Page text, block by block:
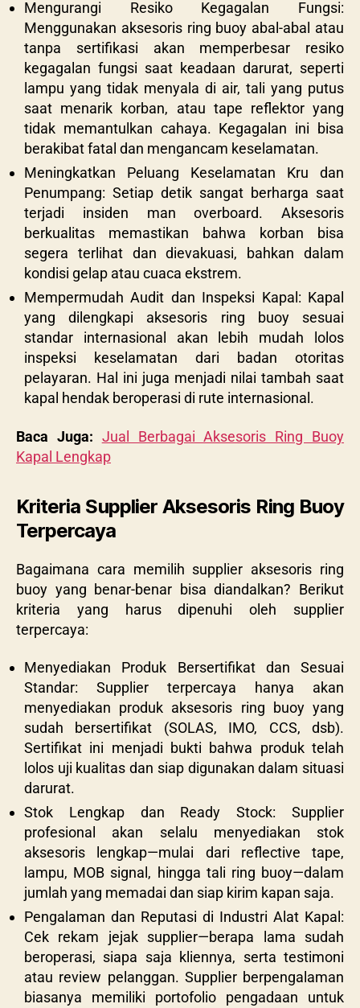
Mengurangi Resiko Kegagalan Fungsi:
Menggunakan aksesoris ring buoy abal-abal atau
tanpa sertifikasi akan memperbesar resiko
kegagalan fungsi saat keadaan darurat, seperti
lampu yang tidak menyala di air, tali yang putus
saat menarik korban, atau tape reflektor yang
tidak memantulkan cahaya. Kegagalan ini bisa
berakibat fatal dan mengancam keselamatan.
Meningkatkan Peluang Keselamatan Kru dan
Penumpang: Setiap detik sangat berharga saat
terjadi insiden man overboard. Aksesoris
berkualitas memastikan bahwa korban bisa
segera terlihat dan dievakuasi, bahkan dalam
kondisi gelap atau cuaca ekstrem.
Mempermudah Audit dan Inspeksi Kapal: Kapal
yang dilengkapi aksesoris ring buoy sesuai
standar internasional akan lebih mudah lolos
inspeksi keselamatan dari badan otoritas
pelayaran. Hal ini juga menjadi nilai tambah saat
kapal hendak beroperasi di rute internasional.
Baca Juga: Jual Berbagai Aksesoris Ring Buoy
Kapal Lengkap
Kriteria Supplier Aksesoris Ring Buoy
Terpercaya
Bagaimana cara memilih supplier aksesoris ring
buoy yang benar-benar bisa diandalkan? Berikut
kriteria yang harus dipenuhi oleh supplier
terpercaya:
Menyediakan Produk Bersertifikat dan Sesuai
Standar: Supplier terpercaya hanya akan
menyediakan produk aksesoris ring buoy yang
sudah bersertifikat (SOLAS, IMO, CCS, dsb).
Sertifikat ini menjadi bukti bahwa produk telah
lolos uji kualitas dan siap digunakan dalam situasi
darurat.
Stok Lengkap dan Ready Stock: Supplier
profesional akan selalu menyediakan stok
aksesoris lengkap—mulai dari reflective tape,
lampu, MOB signal, hingga tali ring buoy—dalam
jumlah yang memadai dan siap kirim kapan saja.
Pengalaman dan Reputasi di Industri Alat Kapal:
Cek rekam jejak supplier—berapa lama sudah
beroperasi, siapa saja kliennya, serta testimoni
atau review pelanggan. Supplier berpengalaman
biasanya memiliki portofolio pengadaan untuk